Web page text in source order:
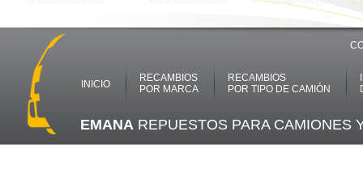
INICIO
RECAMBIOS
POR MARCA
RECAMBIOS
POR TIPO DE CAMIÓN
EMANA REPUESTOS PARA CAMIONES